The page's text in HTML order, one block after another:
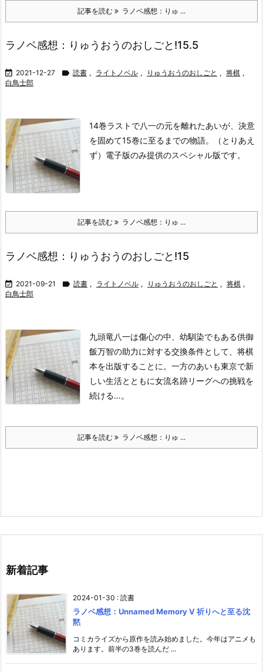
記事を読む ラノベ感想：りゅ ...
ラノベ感想：りゅうおうのおしごと!15.5
 2021-12-27  読書 , ライトノベル , りゅうおうのおしごと , 将棋 ,
白鳥士郎
14巻ラストで八一の元を離れたあいが、決意
を固めて15巻に至るまでの物語。（とりあえ
ず）電子版のみ提供のスペシャル版です。
記事を読む ラノベ感想：りゅ ...
ラノベ感想：りゅうおうのおしごと!15
 2021-09-21  読書 , ライトノベル , りゅうおうのおしごと , 将棋 ,
白鳥士郎
九頭竜八一は傷心の中、幼馴染でもある供御
飯万智の助力に対する交換条件として、将棋
本を出版することに。一方のあいも東京で新
しい生活とともに女流名跡リーグへの挑戦を
続ける…。
記事を読む ラノベ感想：りゅ ...
新着記事
2024-01-30 : 読書
ラノベ感想：Unnamed Memory V 祈りへと至る沈
黙
コミカライズから原作を読み始めました。今年はアニメも
あります。前半の3巻を読んだ ...